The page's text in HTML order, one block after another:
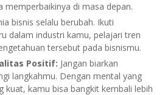
memperbaikinya di masa depan.
bisnis selalu berubah. Ikuti
dalam industri kamu, pelajari tren
tersebut pada bisnismu.
Positif: Jangan biarkan
langkahmu. Dengan mental yang
kuat, kamu bisa bangkit kembali lebih